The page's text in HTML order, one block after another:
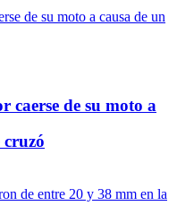
caerse de su moto a
cruzó